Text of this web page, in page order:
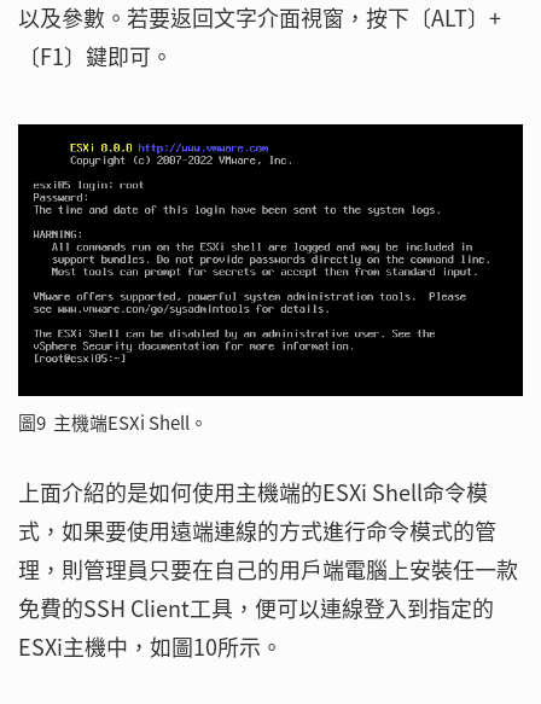
以及參數。若要返回文字介面視窗，按下〔ALT〕+
〔F1〕鍵即可。
圖9 主機端ESXi Shell。
上面介紹的是如何使用主機端的ESXi Shell命令模
式，如果要使用遠端連線的方式進行命令模式的管
理，則管理員只要在自己的用戶端電腦上安裝任一款
免費的SSH Client工具，便可以連線登入到指定的
ESXi主機中，如圖10所示。